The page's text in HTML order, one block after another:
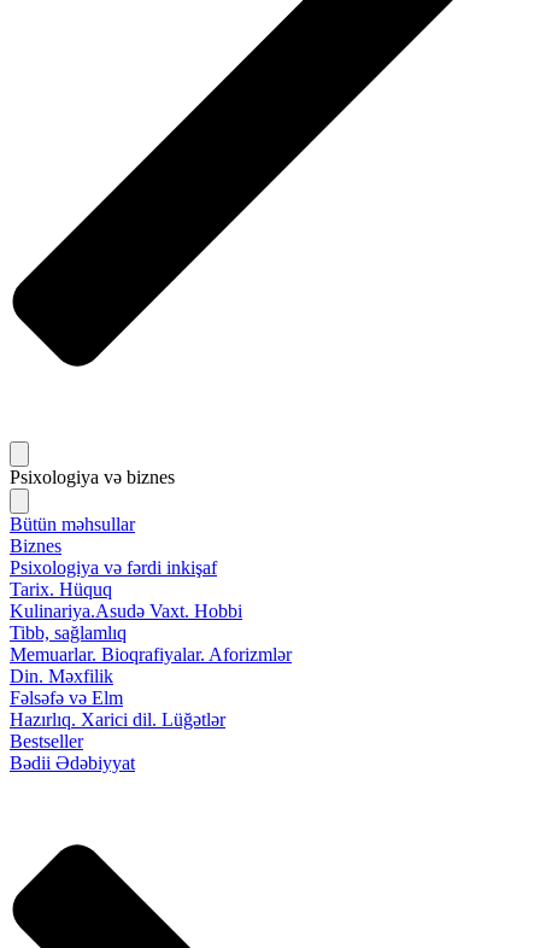
Psixologiya və biznes
Bütün məhsullar
Biznes
Psixologiya və fərdi inkişaf
Tarix. Hüquq
Kulinariya.Asudə Vaxt. Hobbi
Tibb, sağlamlıq
Memuarlar. Bioqrafiyalar. Aforizmlər
Din. Məxfilik
Fəlsəfə və Elm
Hazırlıq. Xarici dil. Lüğətlər
Bestseller
Bədii Ədəbiyyat